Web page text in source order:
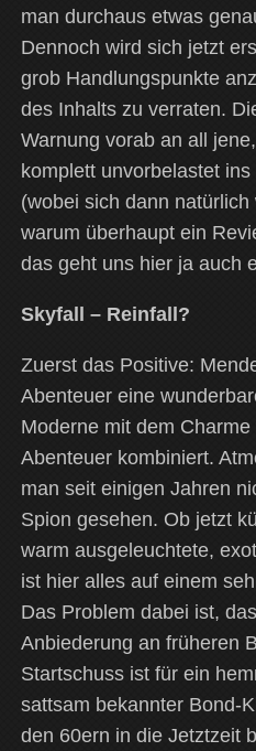
man durchaus etwas
Dennoch wird sich jetzt
grob Handlungspunkte
des Inhalts zu verraten.
Warnung vorab an all
komplett unvorbelastet
(wobei sich dann
warum überhaupt ein
das geht uns hier ja auch
Skyfall – Reinfall?
Zuerst das Positive:
Abenteuer eine
Moderne mit dem
Abenteuer kombiniert.
man seit einigen Jahren
Spion gesehen. Ob jetzt
warm ausgeleuchtete,
ist hier alles auf einem
Das Problem dabei ist,
Anbiederung an früheren
Startschuss ist für ein
sattsam bekannter Bond-
den 60ern in die Jetztzeit